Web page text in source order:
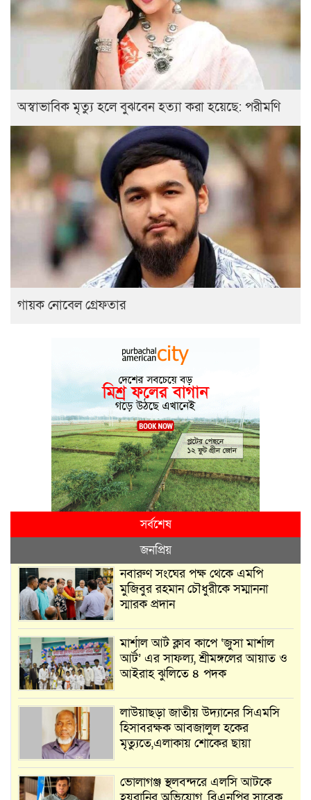
অস্বাভাবিক মৃত্যু হলে বুঝবেন হত্যা করা হয়েছে: পরীমণি
গায়ক নোবেল গ্রেফতার
সর্বশেষ
জনপ্রিয়
নবারুণ সংঘের পক্ষ থেকে এমপি
মুজিবুর রহমান চৌধুরীকে সম্মাননা
স্মারক প্রদান
মার্শাল আর্ট ক্লাব কাপে ‘জুসা মার্শাল
আর্ট’ এর সাফল্য, শ্রীমঙ্গলের আয়াত ও
আইরাহ ঝুলিতে ৪ পদক
লাউয়াছড়া জাতীয় উদ্যানের সিএমসি
হিসাবরক্ষক আবজালুল হকের
মৃত্যুতে,এলাকায় শোকের ছায়া
ভোলাগঞ্জ স্থলবন্দরে এলসি আটকে